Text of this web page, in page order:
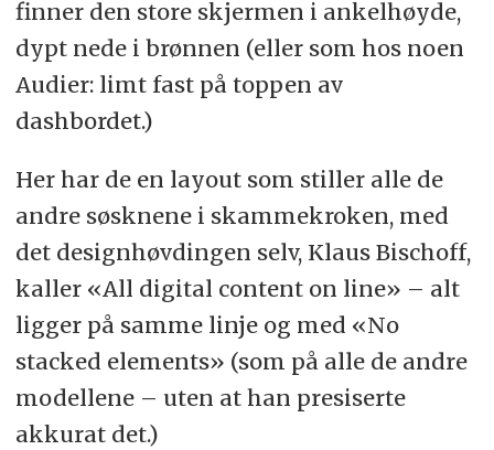
finner den store skjermen i ankelhøyde,
dypt nede i brønnen (eller som hos noen
Audier: limt fast på toppen av
dashbordet.)
Her har de en layout som stiller alle de
andre søsknene i skammekroken, med
det designhøvdingen selv, Klaus Bischoff,
kaller «All digital content on line» – alt
ligger på samme linje og med «No
stacked elements» (som på alle de andre
modellene – uten at han presiserte
akkurat det.)